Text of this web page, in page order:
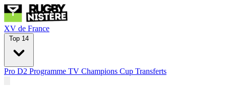
XV de France
Top 14
Pro D2 Programme TV Champions Cup Transferts